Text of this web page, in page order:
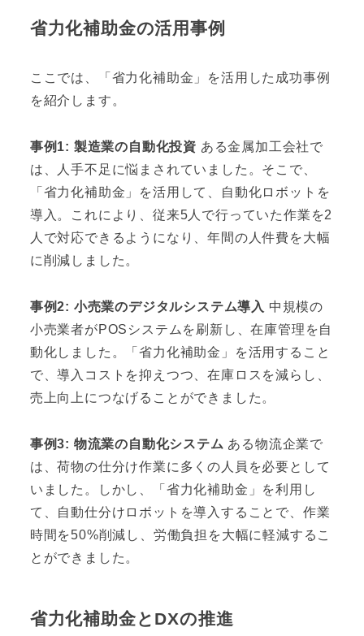
省力化補助金の活用事例
ここでは、「省力化補助金」を活用した成功事例
を紹介します。
事例1: 製造業の自動化投資 ある金属加工会社で
は、人手不足に悩まされていました。そこで、
「省力化補助金」を活用して、自動化ロボットを
導入。これにより、従来5人で行っていた作業を2
人で対応できるようになり、年間の人件費を大幅
に削減しました。
事例2: 小売業のデジタルシステム導入 中規模の
小売業者がPOSシステムを刷新し、在庫管理を自
動化しました。「省力化補助金」を活用すること
で、導入コストを抑えつつ、在庫ロスを減らし、
売上向上につなげることができました。
事例3: 物流業の自動化システム ある物流企業で
は、荷物の仕分け作業に多くの人員を必要として
いました。しかし、「省力化補助金」を利用し
て、自動仕分けロボットを導入することで、作業
時間を50%削減し、労働負担を大幅に軽減するこ
とができました。
省力化補助金とDXの推進